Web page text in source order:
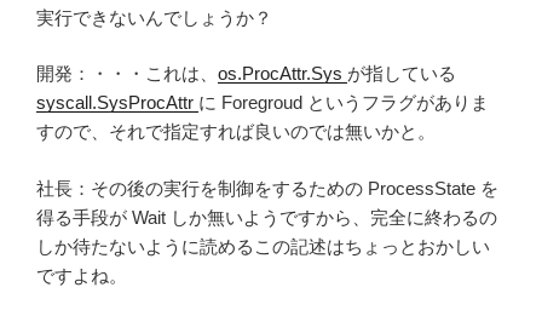
実行できないんでしょうか？
開発：・・・これは、 os.ProcAttr.Sys が指している
syscall.SysProcAttr に Foregroud というフラグがありま
すので、それで指定すれば良いのでは無いかと。
社長：その後の実行を制御をするための ProcessState を
得る手段が Wait しか無いようですから、完全に終わるの
しか待たないように読めるこの記述はちょっとおかしい
ですよね。